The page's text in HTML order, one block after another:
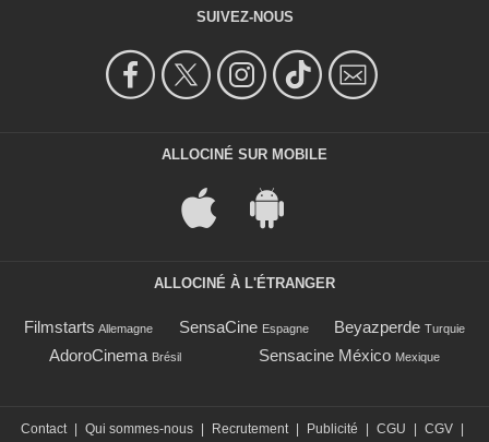
SUIVEZ-NOUS
ALLOCINÉ SUR MOBILE
ALLOCINÉ À L'ÉTRANGER
Filmstarts Allemagne SensaCine Espagne Beyazperde Turquie
AdoroCinema Brésil Sensacine México Mexique
Contact | Qui sommes-nous | Recrutement | Publicité | CGU | CGV |